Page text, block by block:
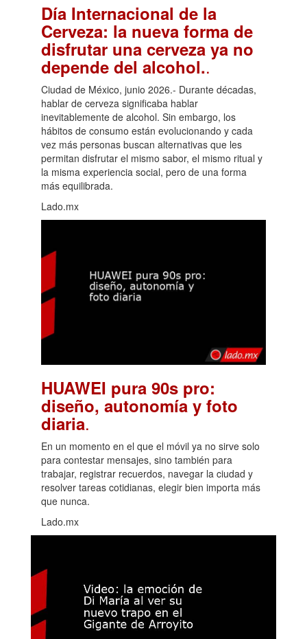
Día Internacional de la
Cerveza: la nueva forma de
disfrutar una cerveza ya no
depende del alcohol..
Ciudad de México, junio 2026.- Durante décadas,
hablar de cerveza significaba hablar
inevitablemente de alcohol. Sin embargo, los
hábitos de consumo están evolucionando y cada
vez más personas buscan alternativas que les
permitan disfrutar el mismo sabor, el mismo ritual y
la misma experiencia social, pero de una forma
más equilibrada.
Lado.mx
HUAWEI pura 90s pro:
diseño, autonomía y foto
diaria.
En un momento en el que el móvil ya no sirve solo
para contestar mensajes, sino también para
trabajar, registrar recuerdos, navegar la ciudad y
resolver tareas cotidianas, elegir bien importa más
que nunca.
Lado.mx